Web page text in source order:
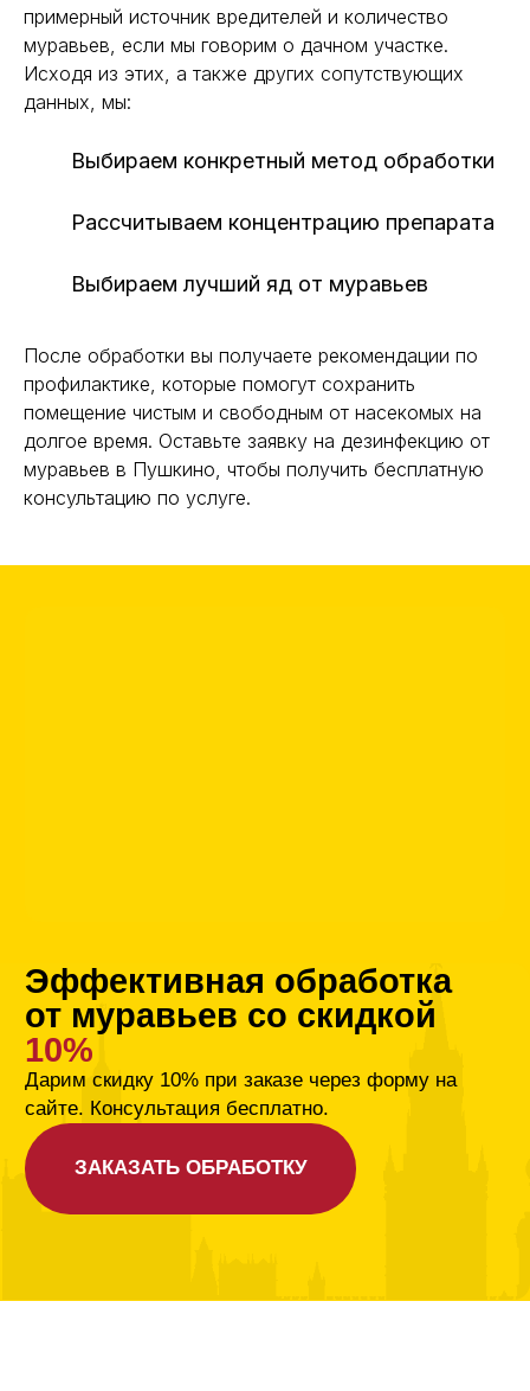
примерный источник вредителей и количество
муравьев, если мы говорим о дачном участке.
Исходя из этих, а также других сопутствующих
данных, мы:
Выбираем конкретный метод обработки
Рассчитываем концентрацию препарата
Выбираем лучший яд от муравьев
После обработки вы получаете рекомендации по
профилактике, которые помогут сохранить
помещение чистым и свободным от насекомых на
долгое время. Оставьте заявку на дезинфекцию от
муравьев в Пушкино, чтобы получить бесплатную
консультацию по услуге.